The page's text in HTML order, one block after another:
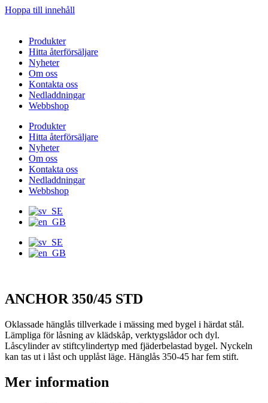
Hoppa till innehåll
Produkter
Hitta återförsäljare
Nyheter
Om oss
Kontakta oss
Nedladdningar
Webbshop
Produkter
Hitta återförsäljare
Nyheter
Om oss
Kontakta oss
Nedladdningar
Webbshop
ANCHOR 350/45 STD
Oklassade hänglås tillverkade i mässing med bygel i härdat stål.
Lämpliga för låsning av klädskåp, verktygslådor och dyl.
Låscylinder av stiftcylindertyp med fjäderbelastad bygel. Nyckeln
kan tas ut i låst och upplåst läge. Hänglås 350-45 har fem stift.
Mer information